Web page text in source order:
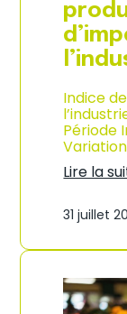
Indice
Période
Lire la
31 juillet